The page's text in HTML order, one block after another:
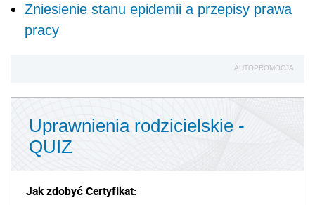
Zniesienie stanu epidemii a przepisy prawa
pracy
AUTOPROMOCJA
Uprawnienia rodzicielskie -
QUIZ
Jak zdobyć Certyfikat: